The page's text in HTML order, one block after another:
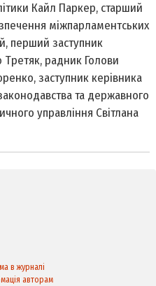
Кайл Паркер, старший
міжпарламентських
перший заступник
Третяк, радник Голови
заступник керівника
та державного
управління Світлана
в журналі
авторам